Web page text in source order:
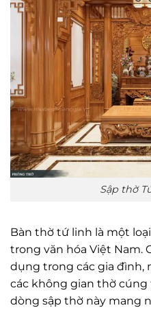
Sập thờ
Bàn thờ tứ linh là một
trong văn hóa Việt
dụng trong các gia đình,
các không gian thờ cúng
dòng sập thờ này mang